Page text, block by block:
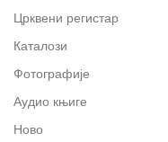
Црквени регистар
Каталози
Фотографије
Аудио књиге
Ново